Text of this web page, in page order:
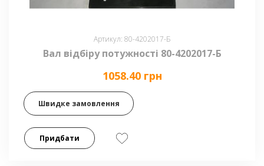
Артикул: 80-4202017-Б
Вал відбіру потужності 80-4202017-Б
1058.40 грн
Швидке замовлення
Придбати